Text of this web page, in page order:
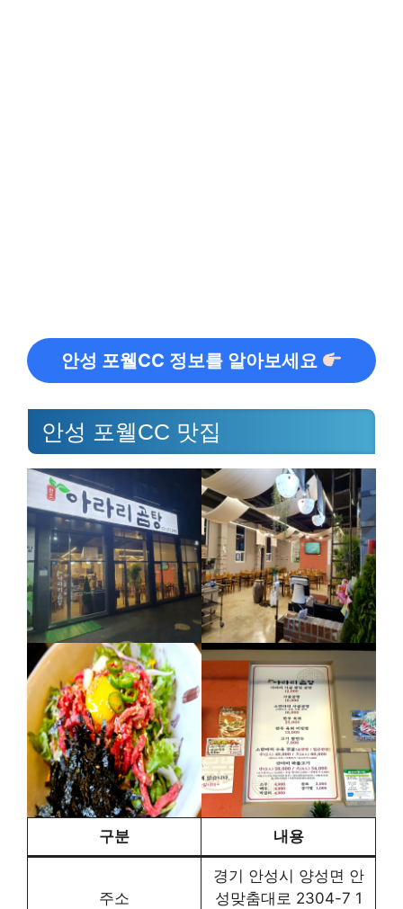
안성 포웰CC 정보를 알아보세요
안성 포웰CC 맛집
구분 내용
주소
경기 안성시 양성면 안
성맞춤대로 2304-7 1